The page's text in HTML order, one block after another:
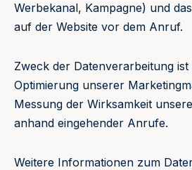
Werbekanal, Kampagne) und
auf der Website vor dem Anruf.
Zweck der Datenverarbeitung
Optimierung unserer
Messung der Wirksamkeit
anhand eingehender Anrufe.
Weitere Informationen zum